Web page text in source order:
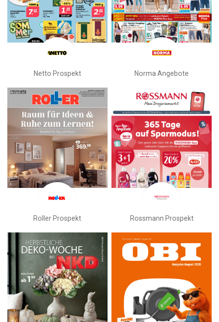
Netto Prospekt Norma Angebote
Roller Prospekt Rossmann Prospekt